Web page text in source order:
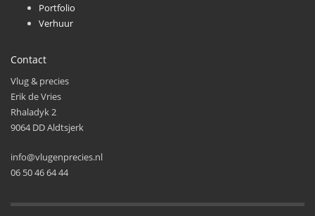
Portfolio
Verhuur
Contact
Vlug & precies
Erik de Vries
Rhaladyk 2
9064 DD Aldtsjerk
info@vlugenprecies.nl
06 50 46 64 44